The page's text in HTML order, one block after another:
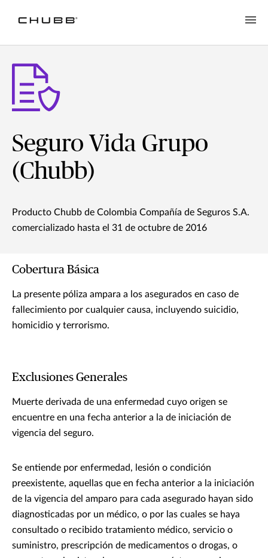
Seguro Vida Grupo
(Chubb)
Producto Chubb de Colombia Compañía de Seguros S.A.
comercializado hasta el 31 de octubre de 2016
Cobertura Básica
La presente póliza ampara a los asegurados en caso de
fallecimiento por cualquier causa, incluyendo suicidio,
homicidio y terrorismo.
Exclusiones Generales
Muerte derivada de una enfermedad cuyo origen se
encuentre en una fecha anterior a la de iniciación de
vigencia del seguro.
Se entiende por enfermedad, lesión o condición
preexistente, aquellas que en fecha anterior a la iniciación
de la vigencia del amparo para cada asegurado hayan sido
diagnosticadas por un médico, o por las cuales se haya
consultado o recibido tratamiento médico, servicio o
suministro, prescripción de medicamentos o drogas, o